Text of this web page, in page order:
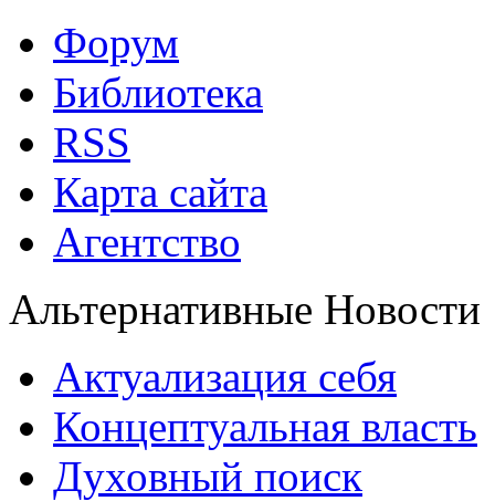
Форум
Библиотека
RSS
Карта сайта
Агентство
Альтернативные Новости
Актуализация себя
Концептуальная власть
Духовный поиск